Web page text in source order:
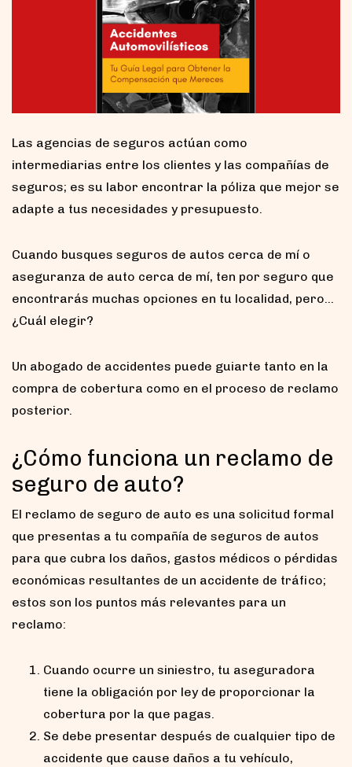
Las agencias de seguros actúan como
intermediarias entre los clientes y las compañías de
seguros; es su labor encontrar la póliza que mejor se
adapte a tus necesidades y presupuesto.
Cuando busques seguros de autos cerca de mí o
aseguranza de auto cerca de mí, ten por seguro que
encontrarás muchas opciones en tu localidad, pero…
¿Cuál elegir?
Un abogado de accidentes puede guiarte tanto en la
compra de cobertura como en el proceso de reclamo
posterior.
¿Cómo funciona un reclamo de
seguro de auto?
El reclamo de seguro de auto es una solicitud formal
que presentas a tu compañía de seguros de autos
para que cubra los daños, gastos médicos o pérdidas
económicas resultantes de un accidente de tráfico;
estos son los puntos más relevantes para un
reclamo:
Cuando ocurre un siniestro, tu aseguradora
tiene la obligación por ley de proporcionar la
cobertura por la que pagas.
Se debe presentar después de cualquier tipo de
accidente que cause daños a tu vehículo,